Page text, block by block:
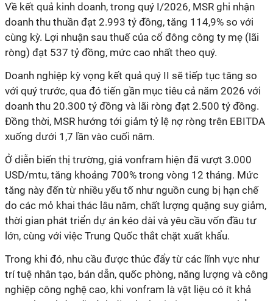
Về kết quả kinh doanh, trong quý I/2026, MSR ghi nhận
doanh thu thuần đạt 2.993 tỷ đồng, tăng 114,9% so với
cùng kỳ. Lợi nhuận sau thuế của cổ đông công ty mẹ (lãi
ròng) đạt 537 tỷ đồng, mức cao nhất theo quý.
Doanh nghiệp kỳ vọng kết quả quý II sẽ tiếp tục tăng so
với quý trước, qua đó tiến gần mục tiêu cả năm 2026 với
doanh thu 20.300 tỷ đồng và lãi ròng đạt 2.500 tỷ đồng.
Đồng thời, MSR hướng tới giảm tỷ lệ nợ ròng trên EBITDA
xuống dưới 1,7 lần vào cuối năm.
Ở diễn biến thị trường, giá vonfram hiện đã vượt 3.000
USD/mtu, tăng khoảng 700% trong vòng 12 tháng. Mức
tăng này đến từ nhiều yếu tố như nguồn cung bị hạn chế
do các mỏ khai thác lâu năm, chất lượng quặng suy giảm,
thời gian phát triển dự án kéo dài và yêu cầu vốn đầu tư
lớn, cùng với việc Trung Quốc thắt chặt xuất khẩu.
Trong khi đó, nhu cầu được thúc đẩy từ các lĩnh vực như
trí tuệ nhân tạo, bán dẫn, quốc phòng, năng lượng và công
nghiệp công nghệ cao, khi vonfram là vật liệu có ít khả